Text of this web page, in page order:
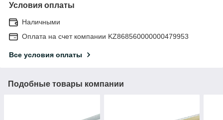
Условия оплаты
Наличными
Оплата на счет компании KZ868560000000479953
Все условия оплаты
Подобные товары компании